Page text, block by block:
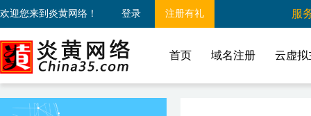
欢迎您来到炎黄网络！ 登录 注册有礼 服
首页 域名注册 云虚拟